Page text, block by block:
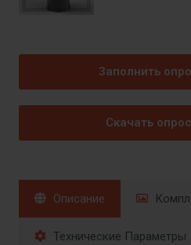
Заполнить
Скачать
Описание
Технические Параметры